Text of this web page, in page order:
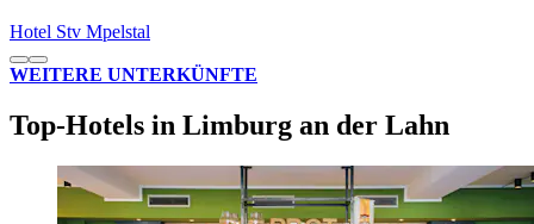
Hotel Stv Mpelstal
WEITERE UNTERKÜNFTE
Top-Hotels in Limburg an der Lahn